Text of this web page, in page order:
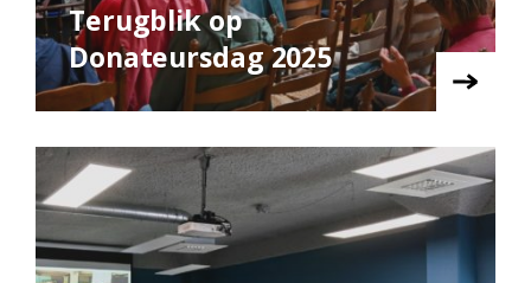
Terugblik op
Donateursdag 2025